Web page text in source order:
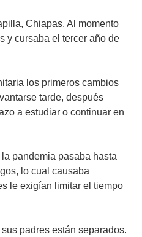
Chiapas. Al momento
y cursaba el tercer año de
los primeros cambios
tarde, después
a estudiar o continuar en
pandemia pasaba hasta
lo cual causaba
le exigían limitar el tiempo
padres están separados.